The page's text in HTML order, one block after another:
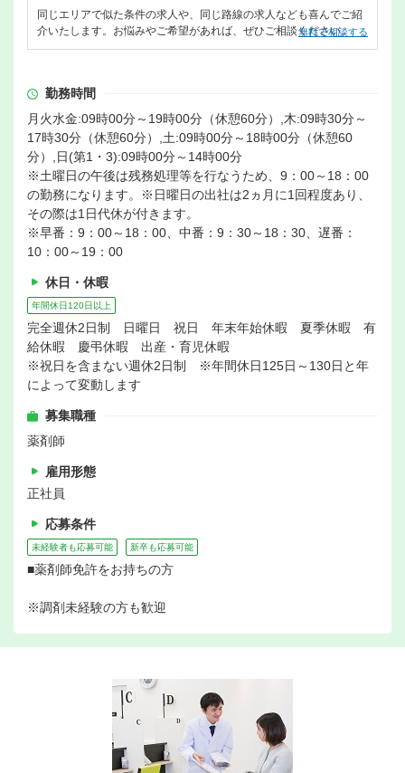
同じエリアで似た条件の求人や、同じ路線の求人なども喜んでご紹
介いたします。お悩みやご希望があれば、ぜひご相談ください。
無料で相談する
勤務時間
月火水金:09時00分～19時00分（休憩60分）,木:09時30分～
17時30分（休憩60分）,土:09時00分～18時00分（休憩60
分）,日(第1・3):09時00分～14時00分
※土曜日の午後は残務処理等を行なうため、9：00～18：00
の勤務になります。※日曜日の出社は2ヵ月に1回程度あり、
その際は1日代休が付きます。
※早番：9：00～18：00、中番：9：30～18：30、遅番：
10：00～19：00
休日・休暇
年間休日120日以上
完全週休2日制 日曜日 祝日 年末年始休暇 夏季休暇 有
給休暇 慶弔休暇 出産・育児休暇
※祝日を含まない週休2日制 ※年間休日125日～130日と年
によって変動します
募集職種
薬剤師
雇用形態
正社員
応募条件
未経験者も応募可能 新卒も応募可能
■薬剤師免許をお持ちの方
※調剤未経験の方も歓迎